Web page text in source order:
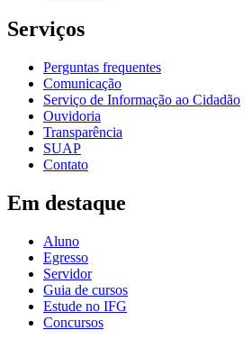
Serviços
Perguntas frequentes
Comunicação
Serviço de Informação ao Cidadão
Ouvidoria
Transparência
SUAP
Contato
Em destaque
Aluno
Egresso
Servidor
Guia de cursos
Estude no IFG
Concursos